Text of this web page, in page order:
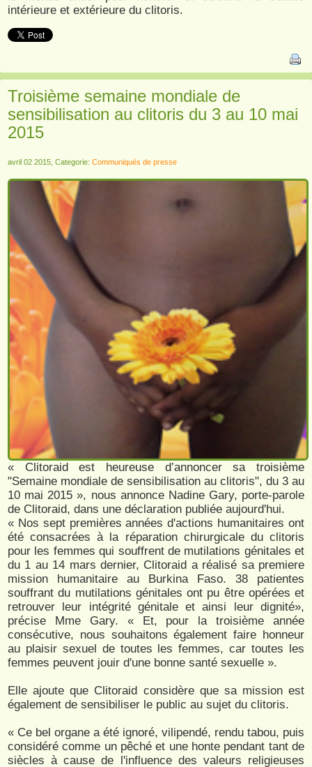
intérieure et extérieure du clitoris.
Troisième semaine mondiale de
sensibilisation au clitoris du 3 au 10 mai
2015
avril 02 2015, Categorie: Communiqués de presse
« Clitoraid est heureuse d’annoncer sa troisième
"Semaine mondiale de sensibilisation au clitoris", du 3 au
10 mai 2015 », nous annonce Nadine Gary, porte-parole
de Clitoraid, dans une déclaration publiée aujourd'hui.
« Nos sept premières années d'actions humanitaires ont
été consacrées à la réparation chirurgicale du clitoris
pour les femmes qui souffrent de mutilations génitales et
du 1 au 14 mars dernier, Clitoraid a réalisé sa premiere
mission humanitaire au Burkina Faso. 38 patientes
souffrant du mutilations génitales ont pu être opérées et
retrouver leur intégrité génitale et ainsi leur dignité»,
précise Mme Gary. « Et, pour la troisième année
consécutive, nous souhaitons également faire honneur
au plaisir sexuel de toutes les femmes, car toutes les
femmes peuvent jouir d'une bonne santé sexuelle ».
Elle ajoute que Clitoraid considère que sa mission est
également de sensibiliser le public au sujet du clitoris.
« Ce bel organe a été ignoré, vilipendé, rendu tabou, puis
considéré comme un pêché et une honte pendant tant de
siècles à cause de l'influence des valeurs religieuses